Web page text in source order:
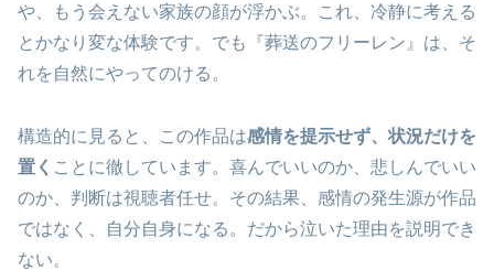
や、もう会えない家族の顔が浮かぶ。これ、冷静に考える
とかなり変な体験です。でも『葬送のフリーレン』は、そ
れを自然にやってのける。
構造的に見ると、この作品は感情を提示せず、状況だけを
置く ことに徹しています。喜んでいいのか、悲しんでいい
のか、判断は視聴者任せ。その結果、感情の発生源が作品
ではなく、自分自身になる。だから泣いた理由を説明でき
ない。